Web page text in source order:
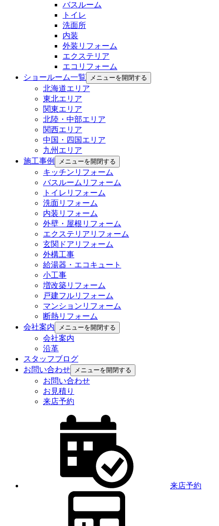
バスルーム
トイレ
洗面所
内装
外装リフォーム
エクステリア
エコリフォーム
ショールーム一覧
メニューを開閉する
北海道エリア
東北エリア
関東エリア
北陸・中部エリア
関西エリア
中国・四国エリア
九州エリア
施工事例
メニューを開閉する
キッチンリフォーム
バスルームリフォーム
トイレリフォーム
洗面リフォーム
内装リフォーム
外壁・屋根リフォーム
エクステリアリフォーム
玄関ドアリフォーム
外構工事
給湯器・エコキュート
小工事
増改築リフォーム
戸建フルリフォーム
マンションリフォーム
断熱リフォーム
会社案内
メニューを開閉する
会社案内
沿革
スタッフブログ
お問い合わせ
メニューを開閉する
お問い合わせ
お見積り
来店予約
来店予約